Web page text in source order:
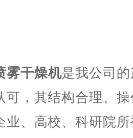
雾干燥机是我公司
可，其结构合理、
业、高校、科研院